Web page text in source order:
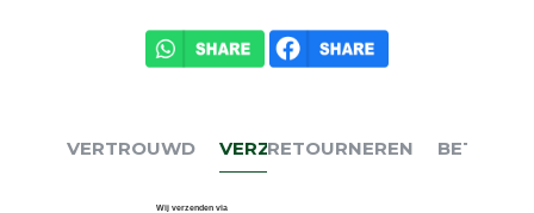
VERTROUWD VERZENDEN
Wij verzenden via
RETOURNEREN BETALEN